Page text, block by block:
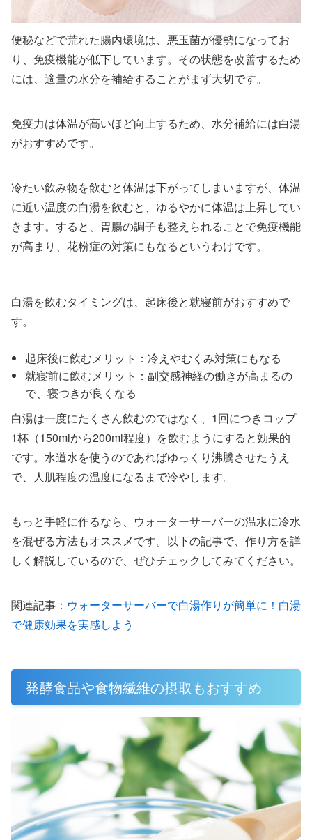
便秘などで荒れた腸内環境は、悪玉菌が優勢になってお
り、免疫機能が低下しています。その状態を改善するため
には、適量の水分を補給することがまず大切です。
免疫力は体温が高いほど向上するため、水分補給には白湯
がおすすめです。
冷たい飲み物を飲むと体温は下がってしまいますが、体温
に近い温度の白湯を飲むと、ゆるやかに体温は上昇してい
きます。すると、胃腸の調子も整えられることで免疫機能
が高まり、花粉症の対策にもなるというわけです。
白湯を飲むタイミングは、起床後と就寝前がおすすめで
す。
起床後に飲むメリット：冷えやむくみ対策にもなる
就寝前に飲むメリット：副交感神経の働きが高まるの
で、寝つきが良くなる
白湯は一度にたくさん飲むのではなく、1回につきコップ
1杯（150mlから200ml程度）を飲むようにすると効果的
です。水道水を使うのであればゆっくり沸騰させたうえ
で、人肌程度の温度になるまで冷やします。
もっと手軽に作るなら、ウォーターサーバーの温水に冷水
を混ぜる方法もオススメです。以下の記事で、作り方を詳
しく解説しているので、ぜひチェックしてみてください。
関連記事： ウォーターサーバーで白湯作りが簡単に！白湯
で健康効果を実感しよう
発酵食品や食物繊維の摂取もおすすめ